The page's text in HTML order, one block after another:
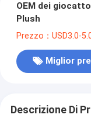
OEM dei
Plush
Prezzo：USD3.0-
Miglior
Descrizione Di